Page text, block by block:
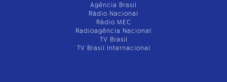
Agência Brasil
Rádio Nacional
Rádio MEC
Radioagência Nacional
TV Brasil
TV Brasil Internacional